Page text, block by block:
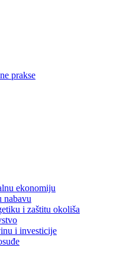
prakse
ekonomiju
nabavu
i zaštitu okoliša
i investicije